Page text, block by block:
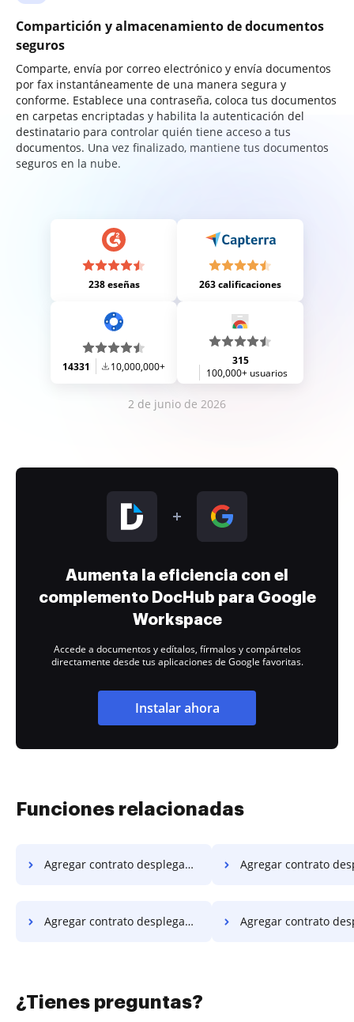
Compartición y almacenamiento de documentos
seguros
Comparte, envía por correo electrónico y envía documentos
por fax instantáneamente de una manera segura y
conforme. Establece una contraseña, coloca tus documentos
en carpetas encriptadas y habilita la autenticación del
destinatario para controlar quién tiene acceso a tus
documentos. Una vez finalizado, mantiene tus documentos
seguros en la nube.
238 eseñas 263 calificaciones
14331 10,000,000+
315
100,000+ usuarios
2 de junio de 2026
Aumenta la eficiencia con el
complemento DocHub para Google
Workspace
Accede a documentos y edítalos, fírmalos y compártelos
directamente desde tus aplicaciones de Google favoritas.
Instalar ahora
Funciones relacionadas
Agregar contrato desplegable en OPPO Agregar contrato desplegable
Agregar contrato desplegable en Alcatel Agregar contrato desplegable
¿Tienes preguntas?